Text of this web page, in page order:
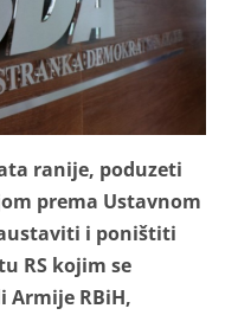
ranije, poduzeti
prema Ustavnom
i poništiti
RS kojim se
Armije RBiH,